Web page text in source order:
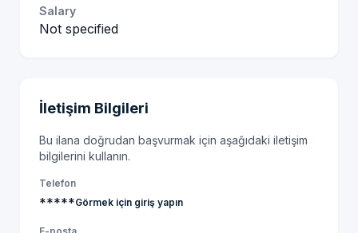
Salary
Not specified
İletişim Bilgileri
Bu ilana doğrudan başvurmak için aşağıdaki iletişim
bilgilerini kullanın.
Telefon
*****Görmek için giriş yapın